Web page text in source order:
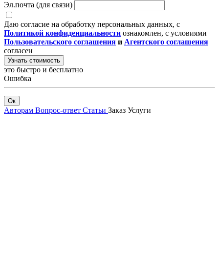
Эл.почта (для связи)
Даю согласие на обработку персональных данных, с
Политикой конфиденциальности ознакомлен, с условиями
Пользовательского соглашения и Агентского соглашения
согласен
Узнать стоимость
это быстро и бесплатно
Ошибка
Ок
Авторам Вопрос-ответ Статьи Заказ Услуги